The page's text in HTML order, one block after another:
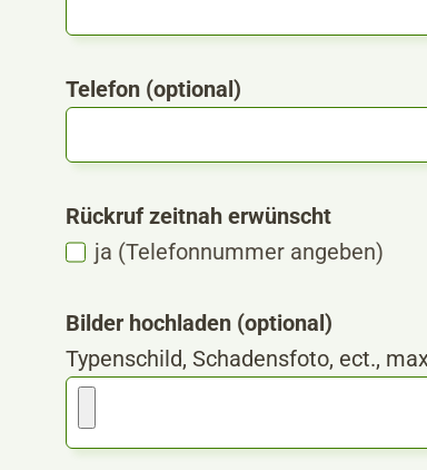
Telefon (optional)
Rückruf zeitnah erwünscht
ja (Telefonnummer angeben)
Bilder hochladen (optional)
Typenschild, Schadensfoto, ect.,